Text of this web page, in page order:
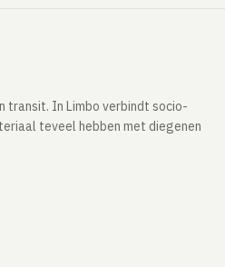
transit. In Limbo verbindt socio-
teveel hebben met diegenen